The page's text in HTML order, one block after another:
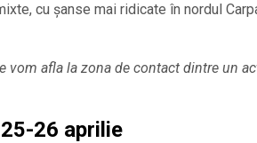
cu șanse mai ridicate în nordul
vom afla la zona de contact dintre un
26 aprilie